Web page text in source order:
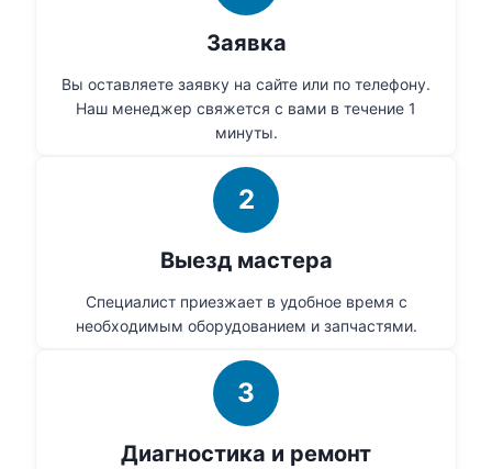
Заявка
Вы оставляете заявку на сайте или по телефону.
Наш менеджер свяжется с вами в течение 1
минуты.
2
Выезд мастера
Специалист приезжает в удобное время с
необходимым оборудованием и запчастями.
3
Диагностика и ремонт